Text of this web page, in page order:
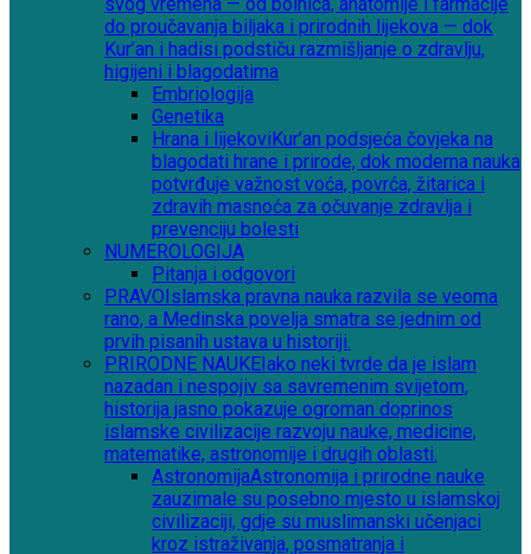
do proučavanja biljaka i prirodnih lijekova — dok
Kur’an i hadisi podstiču razmišljanje o zdravlju,
higijeni i blagodatima
Embriologija
Genetika
Hrana i lijekoviKur’an podsjeća čovjeka na
blagodati hrane i prirode, dok moderna nauka
potvrđuje važnost voća, povrća, žitarica i
zdravih masnoća za očuvanje zdravlja i
prevenciju bolesti
NUMEROLOGIJA
Pitanja i odgovori
PRAVOIslamska pravna nauka razvila se veoma
rano, a Medinska povelja smatra se jednim od
prvih pisanih ustava u historiji.
PRIRODNE NAUKEIako neki tvrde da je islam
nazadan i nespojiv sa savremenim svijetom,
historija jasno pokazuje ogroman doprinos
islamske civilizacije razvoju nauke, medicine,
matematike, astronomije i drugih oblasti.
AstronomijaAstronomija i prirodne nauke
zauzimale su posebno mjesto u islamskoj
civilizaciji, gdje su muslimanski učenjaci
kroz istraživanja, posmatranja i